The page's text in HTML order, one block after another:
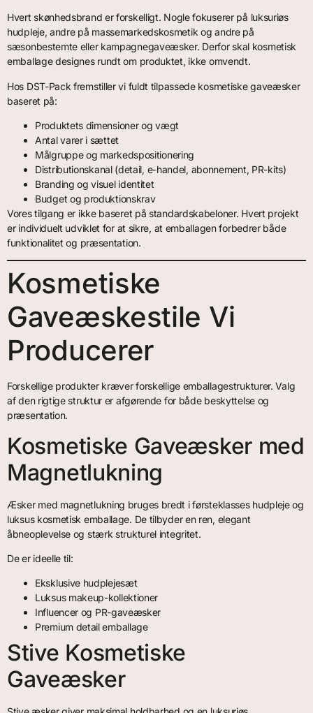
Hvert skønhedsbrand er forskelligt. Nogle fokuserer på luksuriøs
hudpleje, andre på massemarkedskosmetik og andre på
sæsonbestemte eller kampagnegaveæsker. Derfor skal kosmetisk
emballage designes rundt om produktet, ikke omvendt.
Hos DST-Pack fremstiller vi fuldt tilpassede kosmetiske gaveæsker
baseret på:
Produktets dimensioner og vægt
Antal varer i sættet
Målgruppe og markedspositionering
Distributionskanal (detail, e-handel, abonnement, PR-kits)
Branding og visuel identitet
Budget og produktionskrav
Vores tilgang er ikke baseret på standardskabeloner. Hvert projekt
er individuelt udviklet for at sikre, at emballagen forbedrer både
funktionalitet og præsentation.
Kosmetiske
Gaveæskestile Vi
Producerer
Forskellige produkter kræver forskellige emballagestrukturer. Valg
af den rigtige struktur er afgørende for både beskyttelse og
præsentation.
Kosmetiske Gaveæsker med
Magnetlukning
Æsker med magnetlukning bruges bredt i førsteklasses hudpleje og
luksus kosmetisk emballage. De tilbyder en ren, elegant
åbneoplevelse og stærk strukturel integritet.
De er ideelle til:
Eksklusive hudplejesæt
Luksus makeup-kollektioner
Influencer og PR-gaveæsker
Premium detail emballage
Stive Kosmetiske
Gaveæsker